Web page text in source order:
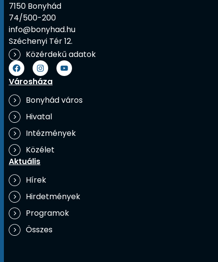
7150 Bonyhád
74/500-200
info@bonyhad.hu
Széchenyi Tér 12.
Közérdekű adatok
Városháza
Bonyhád város
Hivatal
Intézmények
Közélet
Aktuális
Hírek
Hirdetmények
Programok
Összes